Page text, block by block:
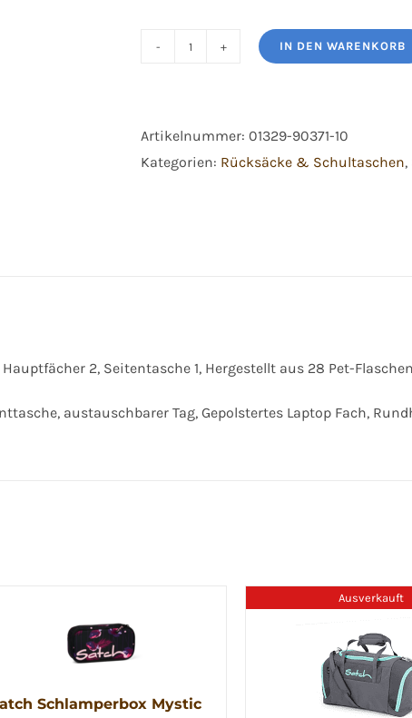
Green
Menge
IN DEN WARENKORB
Artikelnummer: 01329-90371-10
Kategorien: Rücksäcke & Schultaschen,
2, Seitentasche 1, Hergestellt aus 28 Pet-
austauschbarer Tag, Gepolstertes Laptop Fach,
Schlamperbox Mystic
Ausverkauft